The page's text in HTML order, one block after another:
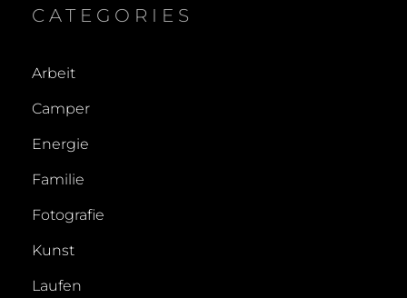
CATEGORIES
Arbeit
Camper
Energie
Familie
Fotografie
Kunst
Laufen